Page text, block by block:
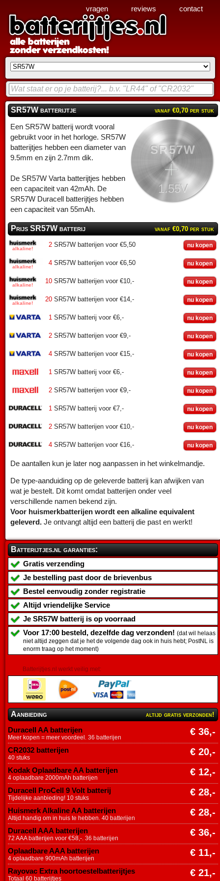
SR57W batterijtje vanaf €0,70 per stuk
SR57W
1.55V
Een SR57W batterij wordt vooral
gebruikt voor in het horloge. SR57W
batterijtjes hebben een diameter van
9.5mm en zijn 2.7mm dik.
De SR57W Varta batterijtjes hebben
een capaciteit van 42mAh. De
SR57W Duracell batterijtjes hebben
een capaciteit van 55mAh.
Prijs SR57W batterij vanaf €0,70 per stuk
2 SR57W batterijen voor €5,50 nu kopen
4 SR57W batterijen voor €6,50 nu kopen
10 SR57W batterijen voor €10,- nu kopen
20 SR57W batterijen voor €14,- nu kopen
1 SR57W batterij voor €6,- nu kopen
2 SR57W batterijen voor €9,- nu kopen
4 SR57W batterijen voor €15,- nu kopen
1 SR57W batterij voor €6,- nu kopen
2 SR57W batterijen voor €9,- nu kopen
1 SR57W batterij voor €7,- nu kopen
2 SR57W batterijen voor €10,- nu kopen
4 SR57W batterijen voor €16,- nu kopen
De aantallen kun je later nog aanpassen in het winkelmandje.
De type-aanduiding op de geleverde batterij kan afwijken van
wat je bestelt. Dit komt omdat batterijen onder veel
verschillende namen bekend zijn.
Voor huismerkbatterijen wordt een alkaline equivalent
geleverd. Je ontvangt altijd een batterij die past en werkt!
Batterijtjes.nl garanties:
Gratis verzending
Je bestelling past door de brievenbus
Bestel eenvoudig zonder registratie
Altijd vriendelijke Service
Je SR57W batterij is op voorraad
Voor 17:00 besteld, dezelfde dag verzonden! (dat wil helaas
niet altijd zeggen dat je het de volgende dag ook in huis hebt; PostNL is
enorm traag op het moment)
Batterijtjes.nl werkt veilig met:
Aanbieding altijd gratis verzonden!
Duracell AA batterijen € 36,-
Meer kopen = meer voordeel. 36 batterijen
CR2032 batterijen € 20,-
40 stuks
Kodak Oplaadbare AA batterijen € 12,-
4 oplaadbare 2000mAh batterijen
Duracell ProCell 9 Volt batterij € 28,-
Tijdelijke aanbieding! 10 stuks
Huismerk Alkaline AA batterijen € 28,-
Altijd handig om in huis te hebben. 40 batterijen
Duracell AAA batterijen € 36,-
72 AAA batterijen voor €58,-. 36 batterijen
Oplaadbare AAA batterijen € 11,-
4 oplaadbare 900mAh batterijen
Rayovac Extra hoortoestelbatterijtjes € 21,-
Totaal 60 batterijtjes
vragen reviews contact